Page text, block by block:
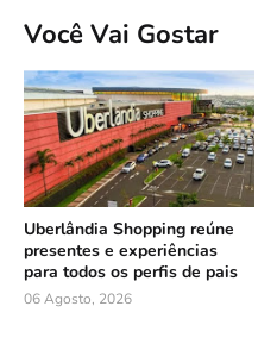
Você Vai Gostar
Uberlândia Shopping reúne
presentes e experiências
para todos os perfis de pais
06 Agosto, 2026